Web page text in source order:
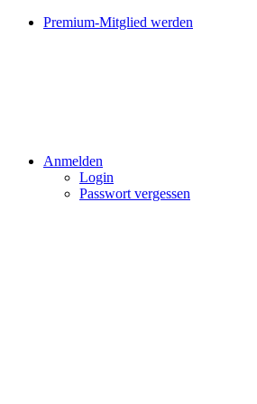
Premium-Mitglied werden
Anmelden
Login
Passwort vergessen